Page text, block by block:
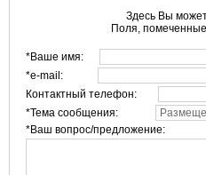
Здесь Вы
Поля,
*Ваше имя:
*e-mail:
Контактный телефон:
*Тема сообщения:
*Ваш вопрос/предложение: